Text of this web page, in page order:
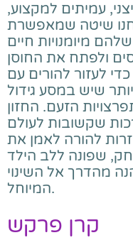
עמיתים למקצוע,
שיטה שמאפשרת
מיומנויות חיים
ולפתח את החוסן
לעזור להורים עם
שיש במסע גידול
הזעם. החזון
שקשובות לעולם
להורה לאמן את
שפונה ללב הילד
מהדרך אל השינוי
המיוחל.
קרן פרקש